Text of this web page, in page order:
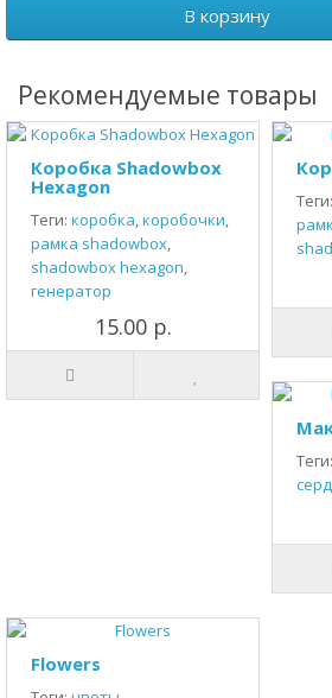
В корзину
Рекомендуемые товары
Коробка Shadowbox
Hexagon
Теги: коробка,коробочки,
рамка shadowbox,
shadowbox hexagon,
генератор
15.00 р.
Теги:
Теги:
Flowers